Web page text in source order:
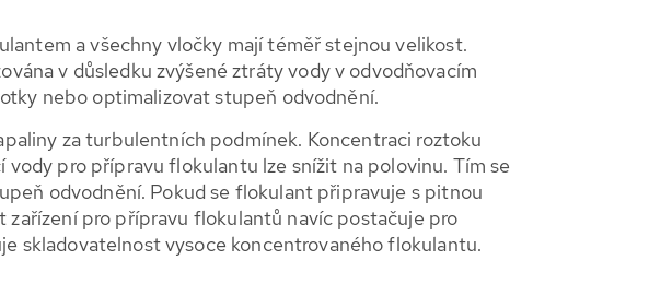
a všechny vločky mají téměř stejnou velikost.
v důsledku zvýšené ztráty vody v odvodňovacím
nebo optimalizovat stupeň odvodnění.
za turbulentních podmínek. Koncentraci roztoku
pro přípravu flokulantu lze snížit na polovinu. Tím se
odvodnění. Pokud se flokulant připravuje s pitnou
zařízení pro přípravu flokulantů navíc postačuje pro
skladovatelnost vysoce koncentrovaného flokulantu.